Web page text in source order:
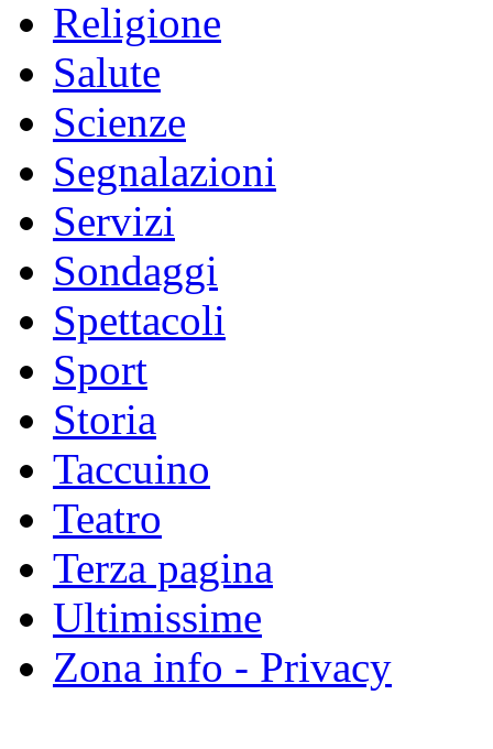
Religione
Salute
Scienze
Segnalazioni
Servizi
Sondaggi
Spettacoli
Sport
Storia
Taccuino
Teatro
Terza pagina
Ultimissime
Zona info - Privacy